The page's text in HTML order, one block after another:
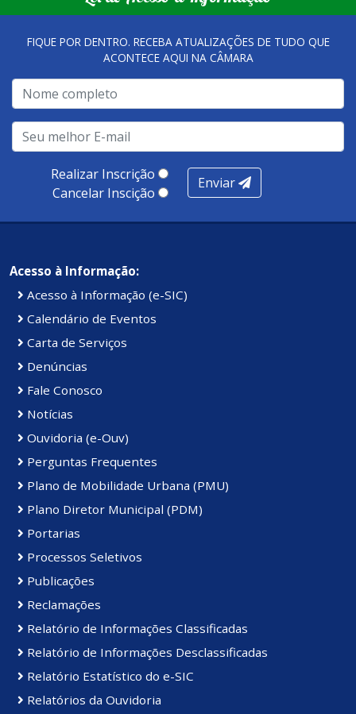
qualidade dos atendimentos prestados nesses espaços.
A metodologia de avaliação se concentra em 7 pilares:
qualidade no atendimento remoto, gestão, oferta /
realização de soluções, ambiente de negócios,
infraestrutura, presença digital e cobertura e
produtividade. Somados, todos as categorias totalizam
Kennedy.
FIQUE POR DENTRO. RECEBA ATUALIZAÇÕES DE TUDO QUE
ACONTECE AQUI NA CÂMARA
Realizar Inscrição
Cancelar Inscição
Enviar
Acesso à Informação:
Acesso à Informação (e-SIC)
Calendário de Eventos
Carta de Serviços
Denúncias
Fale Conosco
Notícias
Ouvidoria (e-Ouv)
Perguntas Frequentes
Plano de Mobilidade Urbana (PMU)
Plano Diretor Municipal (PDM)
Portarias
Processos Seletivos
Publicações
Reclamações
Relatório de Informações Classificadas
Relatório de Informações Desclassificadas
Relatório Estatístico do e-SIC
Relatórios da Ouvidoria